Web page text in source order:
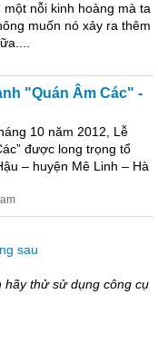
nỗi kinh hoàng mà ta
muốn nó xảy ra thêm
"Quán Âm Các" -
10 năm 2012, Lễ
được long trọng tổ
– huyện Mê Linh – Hà
sau
hãy thử sử dụng công cụ